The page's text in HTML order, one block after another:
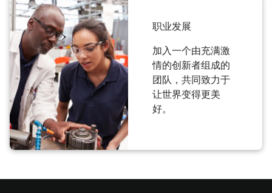
职业发展
加入一个由充满激
情的创新者组成的
团队，共同致力于
让世界变得更美
好。